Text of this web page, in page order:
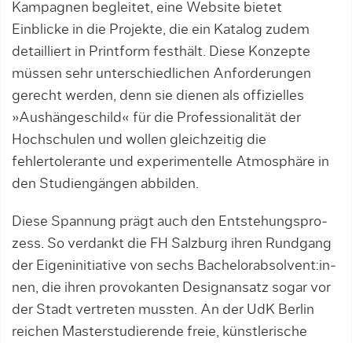
Kampagnen begleitet, eine Website bietet
Einblicke in die Projekte, die ein Katalog zudem
detailliert in Printform festhält. Diese Konzepte
müssen sehr unter­schiedlichen Anforderungen
gerecht werden, denn sie dienen als offizielles
»Aushängeschild« für die Professionalität der
Hochschulen und wollen gleich­zeitig die
fehlertolerante und experimentelle Atmosphäre in
den Studiengängen abbilden.
Diese Spannung prägt auch den Entstehungspro­
zess. So verdankt die FH Salzburg ihren Rundgang
der Eigeninitiative von sechs Bachelor­absol­ven­­t:in­
nen, die ihren provokanten Designansatz sogar vor
der Stadt vertreten mussten. An der UdK Berlin
reichen Masterstudierende freie, künstlerische